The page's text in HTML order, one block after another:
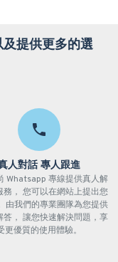
提供更多的選
人對話 專人跟進
Whatsapp 專線提供真人解
務， 您可以在網站上提出您
由我們的專業團隊為您提供
答， 讓您快速解決問題，享
更優質的使用體驗。